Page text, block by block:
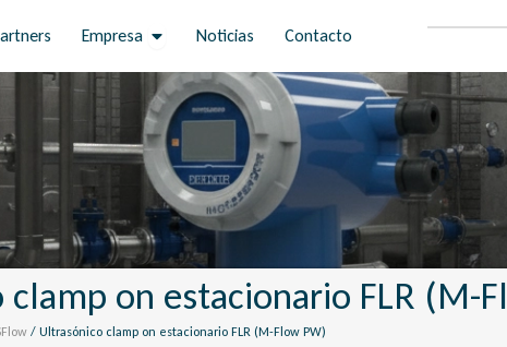
Empresa Open Empresa
Noticias Contacto
on estacionario FLR (M-
/ Ultrasónico clamp on estacionario FLR (M-Flow PW)